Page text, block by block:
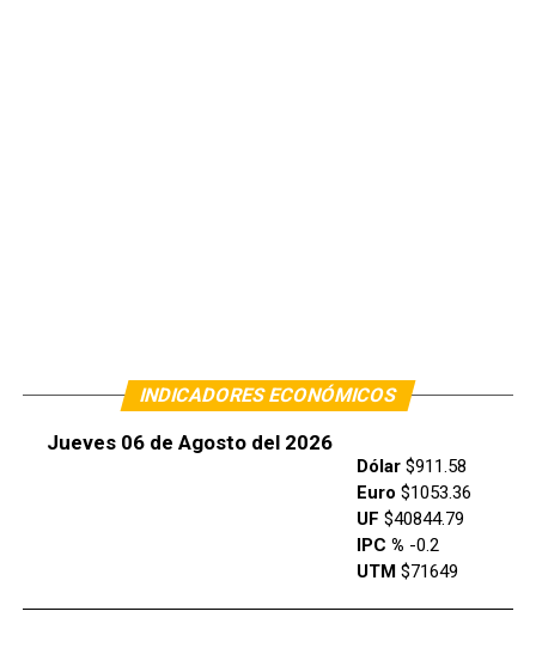
INDICADORES ECONÓMICOS
Jueves 06 de Agosto del 2026
Dólar$911.58
Euro $1053.36
UF $40844.79
IPC % -0.2
UTM$71649